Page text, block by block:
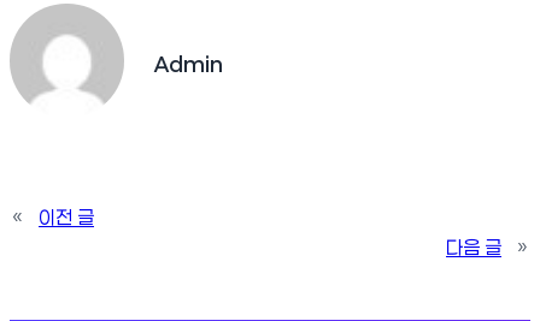
Admin
«
이전 글
다음 글
»